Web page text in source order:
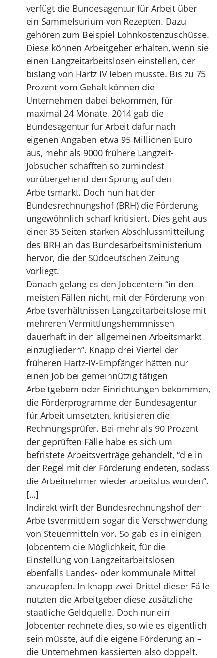
verfügt die Bundesagentur für Arbeit über
ein Sammelsurium von Rezepten. Dazu
gehören zum Beispiel Lohnkostenzuschüsse.
Diese können Arbeitgeber erhalten, wenn sie
einen Langzeitarbeitslosen einstellen, der
bislang von Hartz IV leben musste. Bis zu 75
Prozent vom Gehalt können die
Unternehmen dabei bekommen, für
maximal 24 Monate. 2014 gab die
Bundesagentur für Arbeit dafür nach
eigenen Angaben etwa 95 Millionen Euro
aus, mehr als 9000 frühere Langzeit-
Jobsucher schafften so zumindest
vorübergehend den Sprung auf den
Arbeitsmarkt. Doch nun hat der
Bundesrechnungshof (BRH) die Förderung
ungewöhnlich scharf kritisiert. Dies geht aus
einer 35 Seiten starken Abschlussmitteilung
des BRH an das Bundesarbeitsministerium
hervor, die der Süddeutschen Zeitung
vorliegt.
Danach gelang es den Jobcentern “in den
meisten Fällen nicht, mit der Förderung von
Arbeitsverhältnissen Langzeitarbeitslose mit
mehreren Vermittlungshemmnissen
dauerhaft in den allgemeinen Arbeitsmarkt
einzugliedern”. Knapp drei Viertel der
früheren Hartz-IV-Empfänger hätten nur
einen Job bei gemeinnützig tätigen
Arbeitgebern oder Einrichtungen bekommen,
die Förderprogramme der Bundesagentur
für Arbeit umsetzten, kritisieren die
Rechnungsprüfer. Bei mehr als 90 Prozent
der geprüften Fälle habe es sich um
befristete Arbeitsverträge gehandelt, “die in
der Regel mit der Förderung endeten, sodass
die Arbeitnehmer wieder arbeitslos wurden”.
[…]
Indirekt wirft der Bundesrechnungshof den
Arbeitsvermittlern sogar die Verschwendung
von Steuermitteln vor. So gab es in einigen
Jobcentern die Möglichkeit, für die
Einstellung von Langzeitarbeitslosen
ebenfalls Landes- oder kommunale Mittel
anzuzapfen. In knapp zwei Drittel dieser Fälle
nutzten die Arbeitgeber diese zusätzliche
staatliche Geldquelle. Doch nur ein
Jobcenter rechnete dies, so wie es eigentlich
sein müsste, auf die eigene Förderung an –
die Unternehmen kassierten also doppelt.